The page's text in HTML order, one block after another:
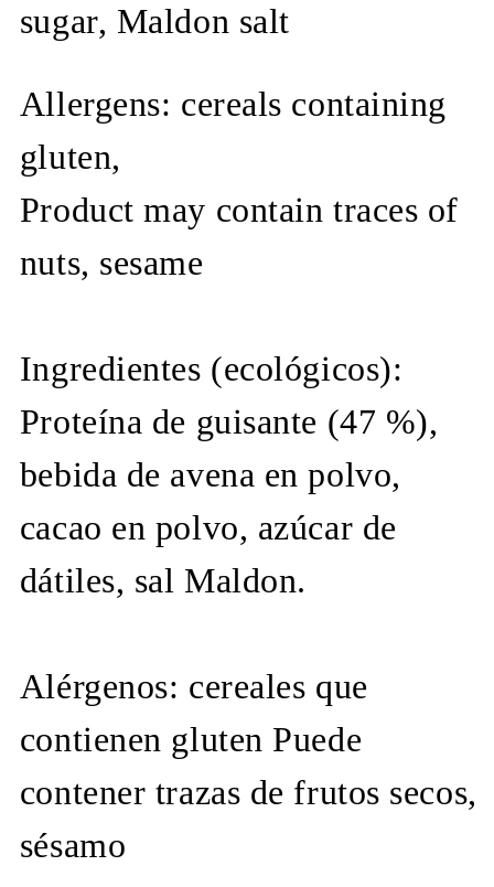
sugar, Maldon salt
Allergens: cereals containing
gluten,
Product may contain traces of
nuts, sesame
Ingredientes (ecológicos):
Proteína de guisante (47 %),
bebida de avena en polvo,
cacao en polvo, azúcar de
dátiles, sal Maldon.
Alérgenos: cereales que
contienen gluten Puede
contener trazas de frutos secos,
sésamo